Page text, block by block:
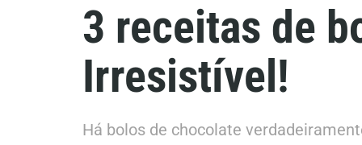
3 receitas de
Irresistível!
Há bolos de chocolate